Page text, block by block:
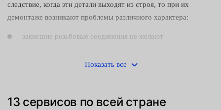
следствие, когда эти детали выходят из строя, тo при их
демонтаже возникают проблемы различного характера:
закисшие резьбовые соединения не желают
слоем грязи и ржавчины.
Показать все
13 сервисов по всей стране